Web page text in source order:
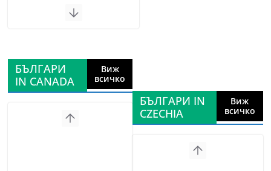
БЪЛГАРИ
IN CANADA
Виж
всичко
БЪЛГАРИ IN
CZECHIA
Виж
всичко